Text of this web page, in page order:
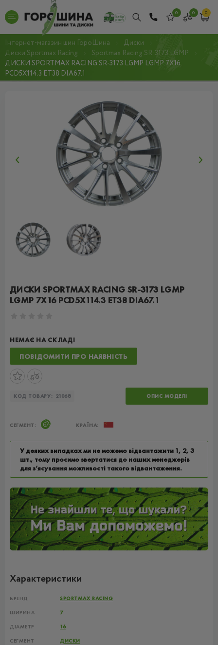
0 0 0
Інтернет-магазин шин ГороШина
Диски
Диски Sportmax Racing
Sportmax Racing SR-3173 LGMP
ДИСКИ SPORTMAX RACING SR-3173 LGMP LGMP 7X16
PCD5X114.3 ET38 DIA67.1
ДИСКИ SPORTMAX RACING SR-3173 LGMP
LGMP 7X16 PCD5X114.3 ET38 DIA67.1
НЕМАЄ НА СКЛАДІ
ПОВІДОМИТИ ПРО НАЯВНІСТЬ
КОД ТОВАРУ: 21068 ОПИС МОДЕЛІ
СЕГМЕНТ: КРАЇНА:
У деяких випадках ми не можемо відвантажити 1, 2, 3
шт., тому просимо звертатися до наших менеджерів
для з’ясування можливості такого відвантаження.
Характеристики
БРЕНД SPORTMAX RACING
ШИРИНА 7
ДІАМЕТР 16
СЕГМЕНТ ДИСКИ